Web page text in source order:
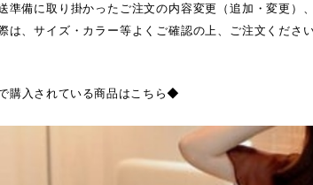
準備に取り掛かったご注文の内容変更（追加・変更）
は、サイズ・カラー等よくご確認の上、ご注文くださ
購入されている商品はこちら◆